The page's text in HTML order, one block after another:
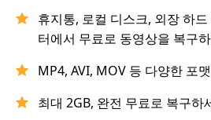
휴지통, 로컬 디스크, 외장 하
터에서 무료로 동영상을 복구
MP4, AVI, MOV 등 다양한 포
최대 2GB, 완전 무료로 복구하